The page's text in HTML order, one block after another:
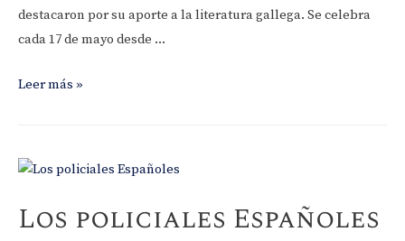
destacaron por su aporte a la literatura gallega. Se celebra
cada 17 de mayo desde …
¡Feliz
las
Gallegas!
Leer más »
Los policiales Españoles